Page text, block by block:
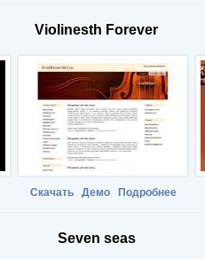
Violinesth Forever
Скачать Демо Подробнее
Seven seas